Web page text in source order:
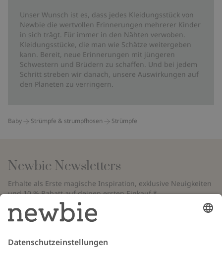
Unser Wunsch ist es, dass jedes Kleidungsstück von
Newbie die wertvollen Erinnerungen mehrerer Kinder
in sich trägt. Für immer in den Nähten verwoben.
Kleidungsstücke, die man wie Schätze weitergeben
kann. Bereit, neue Erinnerungen mit jüngeren
Schwestern und Brüdern zu schaffen. Und bei jedem
Schritt streben wir danach, unsere Auswirkungen auf
den Planeten zu verringern.
Baby Strümpfe & strumpfhosen Strümpfe
Newbie Newsletters
Erhalte als Erste magische Inspiration, exklusive Neuigkeiten
und 10 % Rabatt auf deinen ersten Einkauf.*
*Gilt nur für deine erste Bestellung und ist nicht mit anderen Rabatten
oder Angeboten kombinierbar. Gilt nicht für limitierte Artikel. Bitte
überprüfe deinen Spam-Ordner. Lies unsere